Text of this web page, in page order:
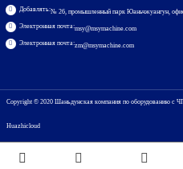
Добавлять:№ 26, промышленный парк Юаньчжуангун,
Электронная почта:msy@msymachine.com
Электронная почта:zm@msymachine.com
Copyright © 2020 Шаньдунская компания по оборудованию с
Huazhicloud